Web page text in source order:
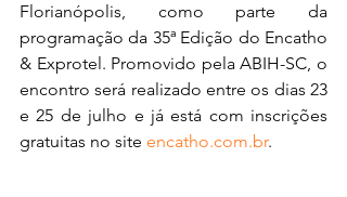
Florianópolis, como parte da
programação da 35ª Edição do Encatho
& Exprotel. Promovido pela ABIH-SC, o
encontro será realizado entre os dias 23
e 25 de julho e já está com inscrições
gratuitas no site encatho.com.br.